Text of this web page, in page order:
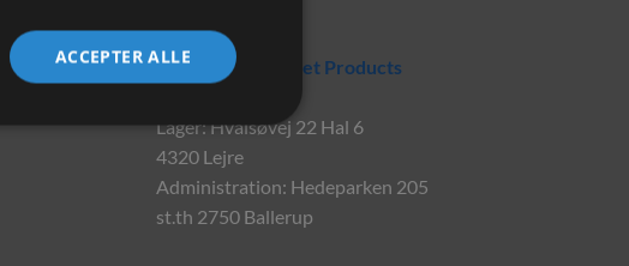
Rabbitpet
En del af World Pet Products
Lager: Hvalsøvej 22 Hal 6
4320 Lejre
Administration: Hedeparken 205
st.th 2750 Ballerup
ACCEPTER ALLE